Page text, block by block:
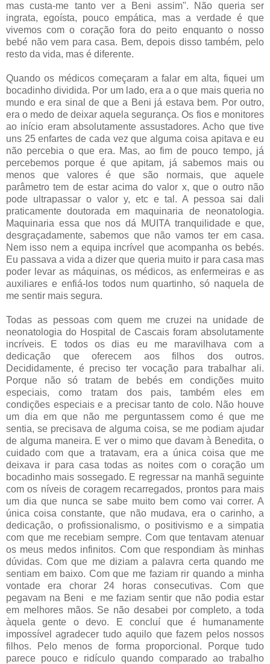
mas custa-me tanto ver a Beni assim". Não queria ser
ingrata, egoísta, pouco empática, mas a verdade é que
vivemos com o coração fora do peito enquanto o nosso
bebé não vem para casa. Bem, depois disso também, pelo
resto da vida, mas é diferente.
Quando os médicos começaram a falar em alta, fiquei um
bocadinho dividida. Por um lado, era a o que mais queria no
mundo e era sinal de que a Beni já estava bem. Por outro,
era o medo de deixar aquela segurança. Os fios e monitores
ao início eram absolutamente assustadores. Acho que tive
uns 25 enfartes de cada vez que alguma coisa apitava e eu
não percebia o que era. Mas, ao fim de pouco tempo, já
percebemos porque é que apitam, já sabemos mais ou
menos que valores é que são normais, que aquele
parâmetro tem de estar acima do valor x, que o outro não
pode ultrapassar o valor y, etc e tal. A pessoa sai dali
praticamente doutorada em maquinaria de neonatologia.
Maquinaria essa que nos dá MUITA tranquilidade e que,
desgraçadamente, sabemos que não vamos ter em casa.
Nem isso nem a equipa incrível que acompanha os bebés.
Eu passava a vida a dizer que queria muito ir para casa mas
poder levar as máquinas, os médicos, as enfermeiras e as
auxiliares e enfiá-los todos num quartinho, só naquela de
me sentir mais segura.
Todas as pessoas com quem me cruzei na unidade de
neonatologia do Hospital de Cascais foram absolutamente
incríveis. E todos os dias eu me maravilhava com a
dedicação que oferecem aos filhos dos outros.
Decididamente, é preciso ter vocação para trabalhar ali.
Porque não só tratam de bebés em condições muito
especiais, como tratam dos pais, também eles em
condições especiais e a precisar tanto de colo. Não houve
um dia em que não me perguntassem como é que me
sentia, se precisava de alguma coisa, se me podiam ajudar
de alguma maneira. E ver o mimo que davam à Benedita, o
cuidado com que a tratavam, era a única coisa que me
deixava ir para casa todas as noites com o coração um
bocadinho mais sossegado. E regressar na manhã seguinte
com os níveis de coragem recarregados, prontos para mais
um dia que nunca se sabe muito bem como vai correr. A
única coisa constante, que não mudava, era o carinho, a
dedicação, o profissionalismo, o positivismo e a simpatia
com que me recebiam sempre. Com que tentavam atenuar
os meus medos infinitos. Com que respondiam às minhas
dúvidas. Com que me diziam a palavra certa quando me
sentiam em baixo. Com que me faziam rir quando a minha
vontade era chorar 24 horas consecutivas. Com que
pegavam na Beni e me faziam sentir que não podia estar
em melhores mãos. Se não desabei por completo, a toda
àquela gente o devo. E concluí que é humanamente
impossível agradecer tudo aquilo que fazem pelos nossos
filhos. Pelo menos de forma proporcional. Porque tudo
parece pouco e ridículo quando comparado ao trabalho